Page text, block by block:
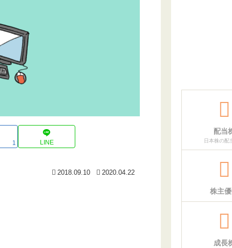
1 LINE
2018.09.10 2020.04.22
配当
日本株の配
株主
成長